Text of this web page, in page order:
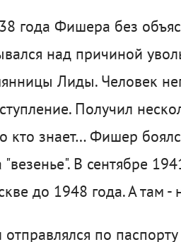
года Фишера без
над причиной
Лиды. Человек
Получил
кто знает… Фишер
"везенье". В сентябре
до 1948 года. А там -
по